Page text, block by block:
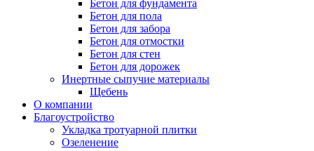
Бетон для фундамента
Бетон для пола
Бетон для забора
Бетон для отмостки
Бетон для стен
Бетон для дорожек
Инертные сыпучие материалы
Щебень
О компании
Благоустройство
Укладка тротуарной плитки
Озеленение